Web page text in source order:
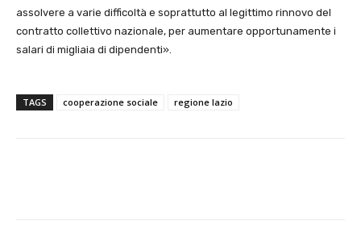
assolvere a varie difficoltà e soprattutto al legittimo rinnovo del
contratto collettivo nazionale, per aumentare opportunamente i
salari di migliaia di dipendenti».
TAGS cooperazione sociale regione lazio